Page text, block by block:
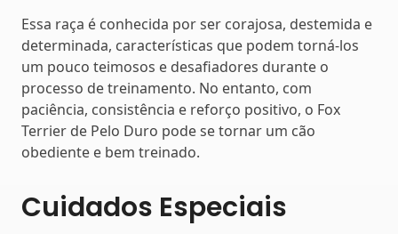
Essa raça é conhecida por ser corajosa, destemida e
determinada, características que podem torná-los
um pouco teimosos e desafiadores durante o
processo de treinamento. No entanto, com
paciência, consistência e reforço positivo, o Fox
Terrier de Pelo Duro pode se tornar um cão
obediente e bem treinado.
Cuidados Especiais